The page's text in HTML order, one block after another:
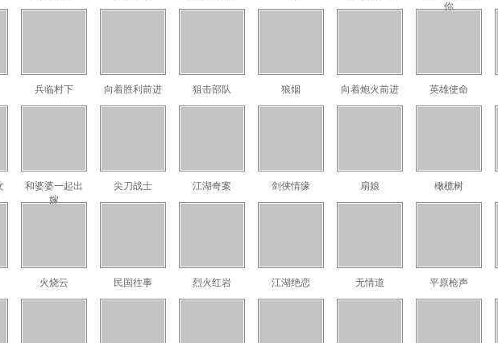
你
兵临村下 向着胜利前进 狙击部队 狼烟 向着炮火前进 英雄使命
和婆婆一起出
嫁
尖刀战士 江湖奇案 剑侠情缘 扇娘 橄榄树
火烧云 民国往事 烈火红岩 江湖绝恋 无情道 平原枪声